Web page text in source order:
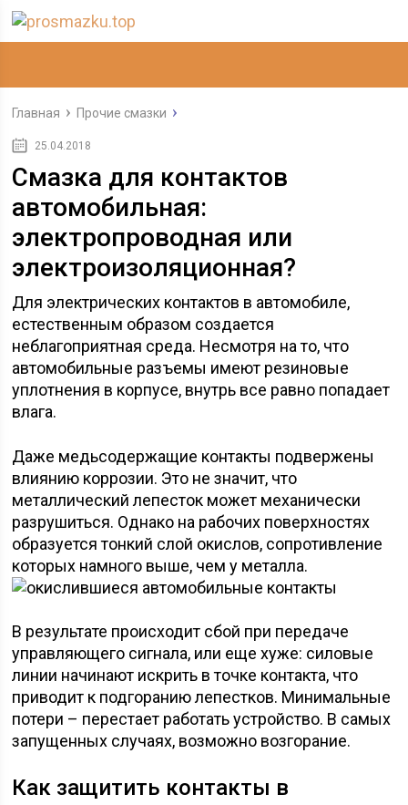
Главная Прочие смазки
25.04.2018
Смазка для контактов
автомобильная:
электропроводная или
электроизоляционная?
Для электрических контактов в автомобиле,
естественным образом создается
неблагоприятная среда. Несмотря на то, что
автомобильные разъемы имеют резиновые
уплотнения в корпусе, внутрь все равно попадает
влага.
Даже медьсодержащие контакты подвержены
влиянию коррозии. Это не значит, что
металлический лепесток может механически
разрушиться. Однако на рабочих поверхностях
образуется тонкий слой окислов, сопротивление
которых намного выше, чем у металла.
В результате происходит сбой при передаче
управляющего сигнала, или еще хуже: силовые
линии начинают искрить в точке контакта, что
приводит к подгоранию лепестков. Минимальные
потери – перестает работать устройство. В самых
запущенных случаях, возможно возгорание.
Как защитить контакты в